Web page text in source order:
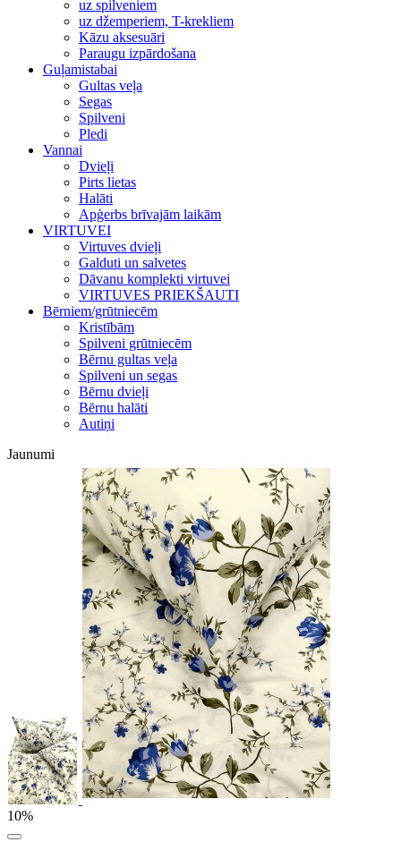
uz spilveniem
uz džemperiem, T-krekliem
Kāzu aksesuāri
Paraugu izpārdošana
Guļamistabai
Gultas veļa
Segas
Spilveni
Pledi
Vannai
Dvieļi
Pirts lietas
Halāti
Apģerbs brīvajām laikām
VIRTUVEI
Virtuves dvieļi
Galduti un salvetes
Dāvanu komplekti virtuvei
VIRTUVES PRIEKŠAUTI
Bērniem/grūtniecēm
Kristībām
Spilveni grūtniecēm
Bērnu gultas veļa
Spilveni un segas
Bērnu dvieļi
Bērnu halāti
Autiņi
Jaunumi
10%